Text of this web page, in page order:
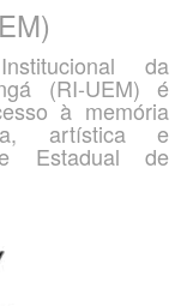
da
(RI-UEM) é
à memória
artística e
Estadual de